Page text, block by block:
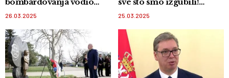
dnevnik
26.03.2025
Živeće Srbija, pobediće
25.03.2025